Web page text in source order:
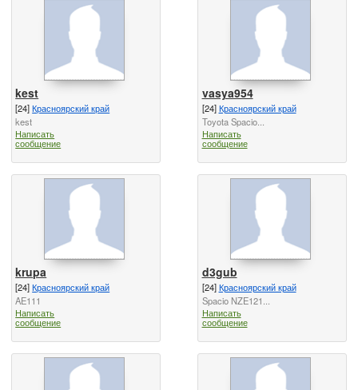
kest
[24]Красноярский край
kest
Написать
сообщение
vasya954
[24]Красноярский край
Toyota Spacio...
Написать
сообщение
krupa
[24]Красноярский край
AE111
Написать
сообщение
d3gub
[24]Красноярский край
Spacio NZE121...
Написать
сообщение